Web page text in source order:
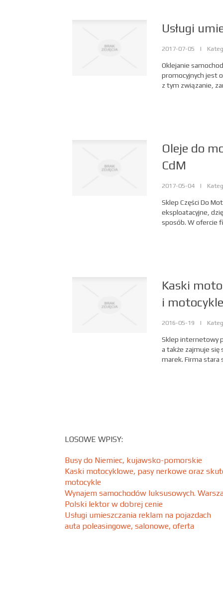
Usługi
2017-07-05 |
Oklejanie
promocyjnych jest
z tym związanie,
Oleje do
CdM
2017-05-04 |
Sklep Części Do
eksploatacyjne,
sposób. W ofercie
Kaski
i motocykle
2016-05-19 |
Sklep internetowy
a także zajmuje
marek. Firma stara
LOSOWE WPISY:
Busy do Niemiec, kujawsko-pomorskie
Kaski motocyklowe, pasy nerkowe oraz
motocykle
Wynajem samochodów luksusowych.
Polski lektor w dobrej cenie
Usługi umieszczania reklam na pojazdach
auta poleasingowe, salonowe, oferta